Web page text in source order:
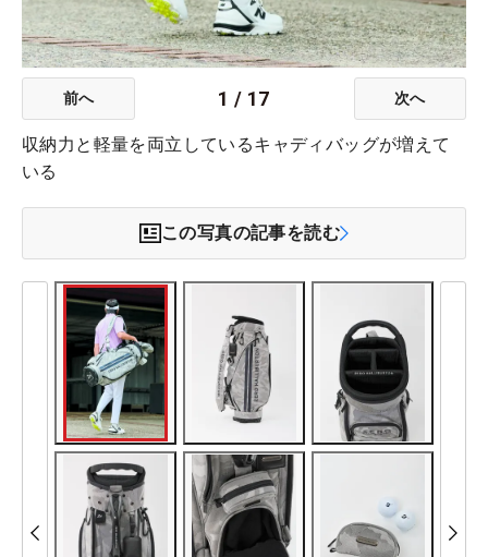
前へ 1 / 17 次へ
収納力と軽量を両立しているキャディバッグが増えて
いる
この写真の記事を読む